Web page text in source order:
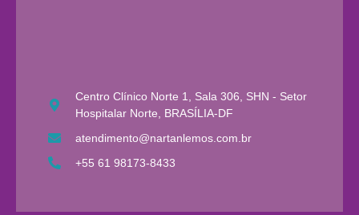
Centro Clínico Norte 1, Sala 306, SHN - Setor
Hospitalar Norte, BRASÍLIA-DF
atendimento@nartanlemos.com.br
+55 61 98173-8433